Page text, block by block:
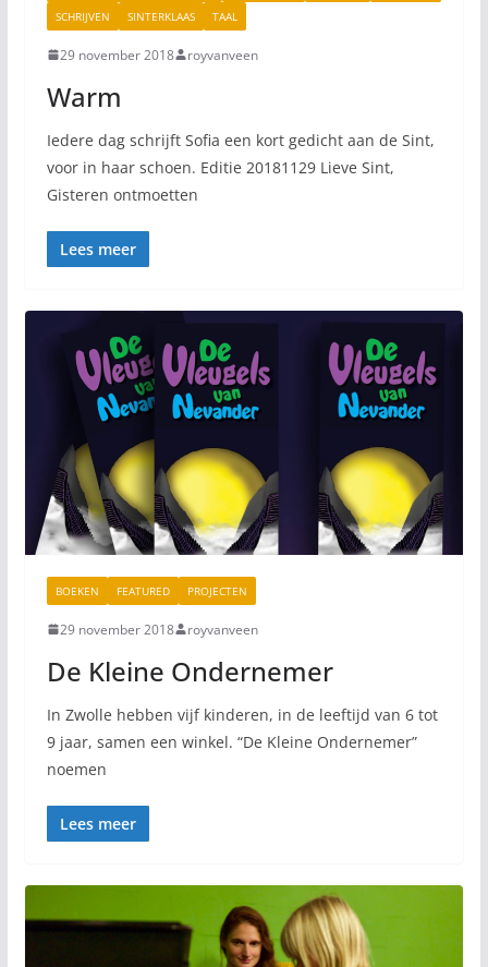
SCHRIJVEN
SINTERKLAAS TAAL
29 november 2018 royvanveen
Warm
Iedere dag schrijft Sofia een kort gedicht aan de Sint,
voor in haar schoen. Editie 20181129 Lieve Sint,
Gisteren ontmoetten
Lees meer
BOEKEN FEATURED PROJECTEN
29 november 2018 royvanveen
De Kleine Ondernemer
In Zwolle hebben vijf kinderen, in de leeftijd van 6 tot
9 jaar, samen een winkel. “De Kleine Ondernemer”
noemen
Lees meer